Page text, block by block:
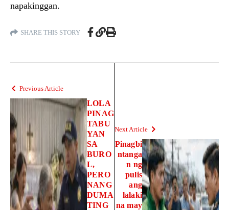
napakinggan.
SHARE THIS STORY
Previous Article
LOLA
PINAG
TABU
YAN
SA
BURO
L,
PERO
NANG
DUMA
TING
Next Article
Pinagbi
ntanga
n ng
pulis
ang
lalaki
na may